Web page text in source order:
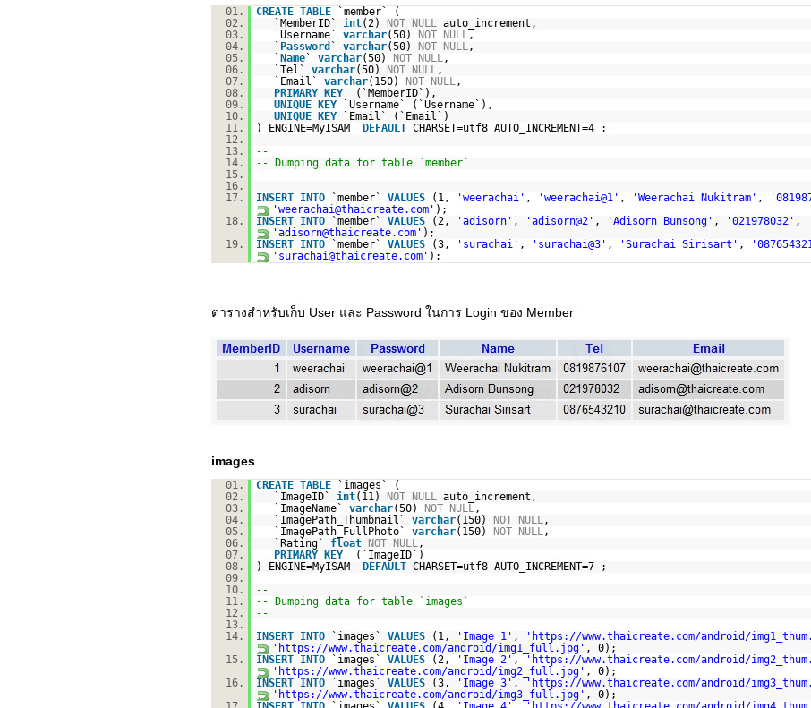
01. CREATE TABLE
`member` (
02.
`MemberID` int(2) NOT NULL auto_increment,
03.
`Username` varchar(50) NOT NULL,
04.
` Password ` varchar(50) NOT NULL,
05.
` Name` varchar(50) NOT NULL,
06.
`Tel` varchar(50) NOT NULL,
07.
`Email` varchar(150) NOT NULL,
08.
PRIMARY KEY
(`MemberID`),
09.
UNIQUE KEY
`Username` (`Username`),
10.
UNIQUE KEY
`Email` (`Email`)
11.
) ENGINE=MyISAM DEFAULT CHARSET=utf8 AUTO_INCREMENT=4 ;
12.
13.
--
14.
-- Dumping data for table `member`
15.
--
16.
17.
INSERT INTO `member` VALUES (1, 'weerachai' , 'weerachai@1' , 'Weerachai Nukitram' ,
'weerachai@thaicreate.com' );
18.
INSERT INTO `member` VALUES (2, 'adisorn' , 'adisorn@2' , 'Adisorn Bunsong' , '021978032' ,
'adisorn@thaicreate.com' );
19.
INSERT INTO `member` VALUES (3, 'surachai' , 'surachai@3' , 'Surachai Sirisart' ,
'surachai@thaicreate.com' );
ตารางสำหรับเก็บ User และ Password ในการ Login ของ Member
images
01. CREATE TABLE
`images` (
02.
`ImageID` int(11) NOT NULL auto_increment,
03.
`ImageName` varchar(50) NOT NULL,
04.
`ImagePath_Thumbnail` varchar(150) NOT NULL,
05.
`ImagePath_FullPhoto` varchar(150) NOT NULL,
06.
`Rating` float NOT NULL,
07.
PRIMARY KEY
(`ImageID`)
08.
) ENGINE=MyISAM DEFAULT CHARSET=utf8 AUTO_INCREMENT=7 ;
09.
10.
--
11.
-- Dumping data for table `images`
12.
--
13.
14.
INSERT INTO `images` VALUES (1, 'Image 1' , ' https://www.thaicreate.com/android/
' https://www.thaicreate.com/android/img1_full.jpg' , 0);
15.
INSERT INTO `images` VALUES (2, 'Image 2' , ' https://www.thaicreate.com/android/
' https://www.thaicreate.com/android/img2_full.jpg' , 0);
16.
INSERT INTO `images` VALUES (3, 'Image 3' , ' https://www.thaicreate.com/android/
' https://www.thaicreate.com/android/img3_full.jpg' , 0);